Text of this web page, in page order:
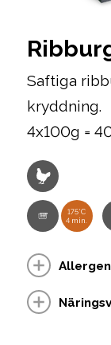
175°C
4 min.
Saftiga
kryddning.
4x100g =